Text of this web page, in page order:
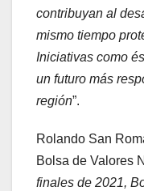
contribuyan al
mismo tiempo
Iniciativas como
un futuro más
región”.
Rolando San
Bolsa de Valores
finales de 2021,